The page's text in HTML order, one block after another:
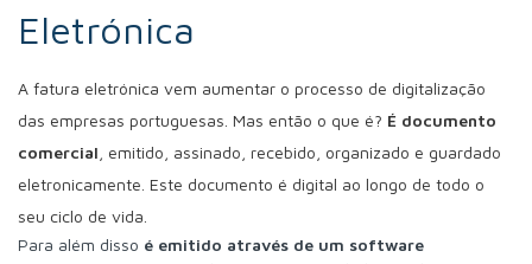
Eletrónica
A fatura eletrónica vem aumentar o processo de digitalização
das empresas portuguesas. Mas então o que é? É documento
comercial , emitido, assinado, recebido, organizado e guardado
eletronicamente. Este documento é digital ao longo de todo o
seu ciclo de vida.
Para além disso é emitido através de um software